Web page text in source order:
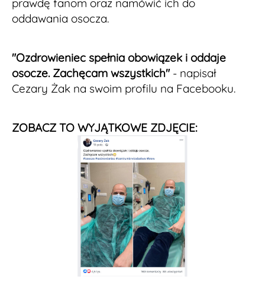
prawdę fanom oraz namówić ich do
oddawania osocza.
"Ozdrowieniec spełnia obowiązek i oddaje
osocze. Zachęcam wszystkich"- napisał
Cezary Żak na swoim profilu na Facebooku.
ZOBACZ TO WYJĄTKOWE ZDJĘCIE: